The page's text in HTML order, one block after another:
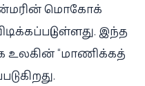
மொகோக்
இந்த
உலகின் “மாணிக்கத்